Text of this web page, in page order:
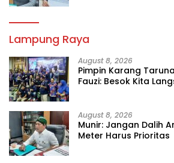
Lampung Raya
August 8, 2026
Pimpin Karang
Fauzi: Besok Kita
August 8, 2026
Munir: Jangan Dalih
Meter Harus Prioritas